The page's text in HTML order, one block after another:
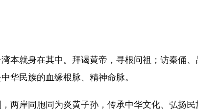
就身在其中。拜谒黄帝，寻根问祖；访秦俑、
民族的血缘根脉、精神命脉。
岸同胞同为炎黄子孙，传承中华文化、弘扬民